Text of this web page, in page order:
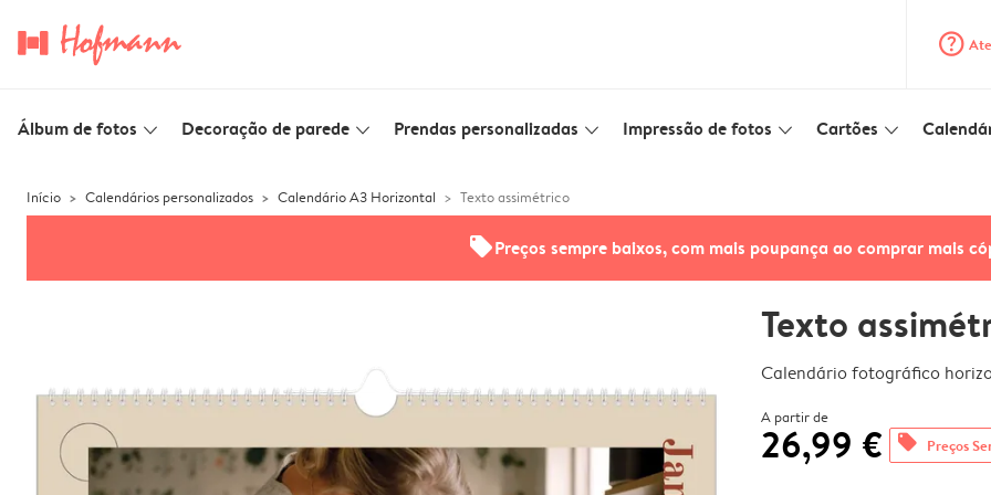
question_mark_circle
Álbum de fotos slim_arrow_down Decoração de parede slim_arrow_down Prendas personalizadas slim_arrow_down Impressão de fotos slim_arrow_down Cartões slim_arrow_down
Início Calendários personalizados Calendário A3 Horizontal Texto assimétrico
offersPreços sempre baixos, com mais poupança ao comprar mais
Texto
Calendário fotográfico
A partir de
26,99 € offers Preços